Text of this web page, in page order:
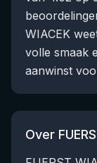
WIACEK
volle smaak
aanwinst
Over